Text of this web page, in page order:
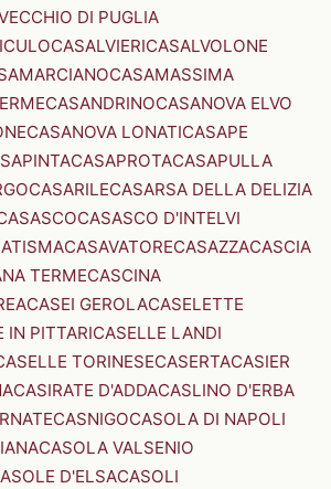
DI PUGLIA
CASALVIERICASALVOLONE
CASAMASSIMA
CASANDRINOCASANOVA ELVO
CASANOVA LONATICASAPE
CASAPROTACASAPULLA
CASARILECASARSA DELLA DELIZIA
CASASCO D'INTELVI
CASAVATORECASAZZACASCIA
TERMECASCINA
CASEI GEROLACASELETTE
IN PITTARICASELLE LANDI
TORINESECASERTACASIER
CASIRATE D'ADDACASLINO D'ERBA
CASNIGOCASOLA DI NAPOLI
CASOLA VALSENIO
D'ELSACASOLI